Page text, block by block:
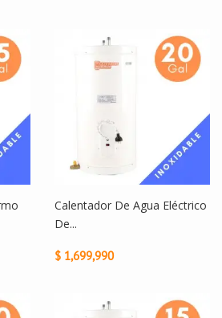
Calentador De Agua Eléctrico
De...
$ 1,699,990